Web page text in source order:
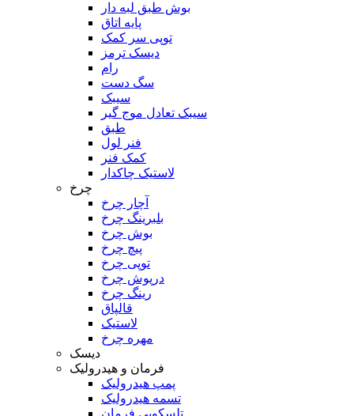
بوش طبق لبه دار
پایه اتاق
توپی سر کمک
دیسک ترمز
رام
سگ دست
سیبک
سیبک تعادل موج گیر
طبق
فنر لول
کمک فنر
لاستیک چاکدار
چرخ
آچار چرخ
بلبرینگ چرخ
بوش چرخ
پیچ چرخ
توپی چرخ
درپوش چرخ
رینگ چرخ
قالپاق
لاستیک
مهره چرخ
دیسک
فرمان و هیدرولیک
پمپ هیدرولیک
تسمه هیدرولیک
تلسکوپی فرمان